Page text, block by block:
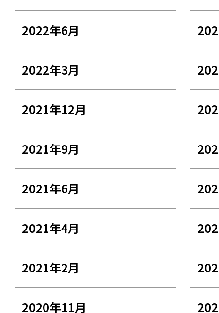
2022年6月
2022年3月
2021年12月
2021年9月
2021年6月
2021年4月
2021年2月
2020年11月